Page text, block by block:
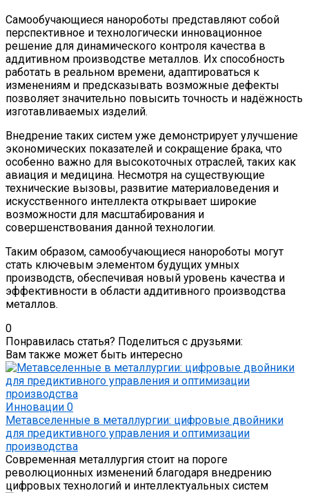
Самообучающиеся нанороботы представляют собой
перспективное и технологически инновационное
решение для динамического контроля качества в
аддитивном производстве металлов. Их способность
работать в реальном времени, адаптироваться к
изменениям и предсказывать возможные дефекты
позволяет значительно повысить точность и надёжность
изготавливаемых изделий.
Внедрение таких систем уже демонстрирует улучшение
экономических показателей и сокращение брака, что
особенно важно для высокоточных отраслей, таких как
авиация и медицина. Несмотря на существующие
технические вызовы, развитие материаловедения и
искусственного интеллекта открывает широкие
возможности для масштабирования и
совершенствования данной технологии.
Таким образом, самообучающиеся нанороботы могут
стать ключевым элементом будущих умных
производств, обеспечивая новый уровень качества и
эффективности в области аддитивного производства
металлов.
0
Понравилась статья? Поделиться с друзьями:
Вам также может быть интересно
Инновации 0
Метавселенные в металлургии: цифровые двойники
для предиктивного управления и оптимизации
производства
Современная металлургия стоит на пороге
революционных изменений благодаря внедрению
цифровых технологий и интеллектуальных систем